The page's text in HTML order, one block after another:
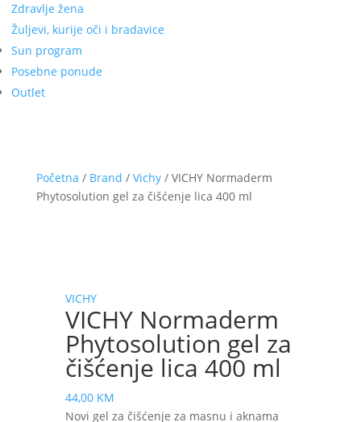
Zdravlje žena
Žuljevi, kurije oči i bradavice
Sun program
Posebne ponude
Outlet
Početna / Brand / Vichy/ VICHY Normaderm
Phytosolution gel za čišćenje lica 400 ml
VICHY
VICHY Normaderm
Phytosolution gel za
čišćenje lica 400 ml
44,00 KM
Novi gel za čišćenje za masnu i aknama